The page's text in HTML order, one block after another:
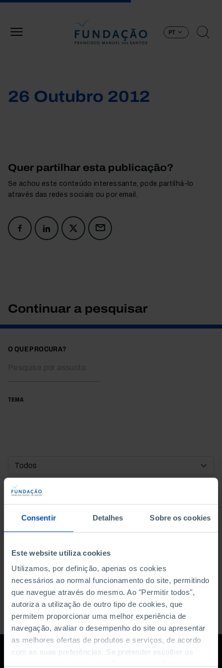
Consentir Detalhes Sobre os cookies
Este website utiliza cookies
Utilizamos, por definição, apenas os cookies
necessários ao normal funcionamento do site, permitindo
que navegue através do mesmo. Ao "Permitir todos",
autoriza a utilização de outro tipo de cookies, que
permitem proporcionar uma melhor experiência de
navegação, avaliar o desempenho do site ou apresentar
as melhores ofertas de produtos e serviços, de acordo
com as suas preferências. Se pretender escolher os
PT
26 Outubro 2012
Quer partilhar esta publicação?
Se achou este conteúdo interessante, pode partilhá-lo
através das redes sociais ou por email.
Continuar a pesquisar
O QUE PROCURA?
TEMA
DATA DE INÍCIO
DATA DE FIM